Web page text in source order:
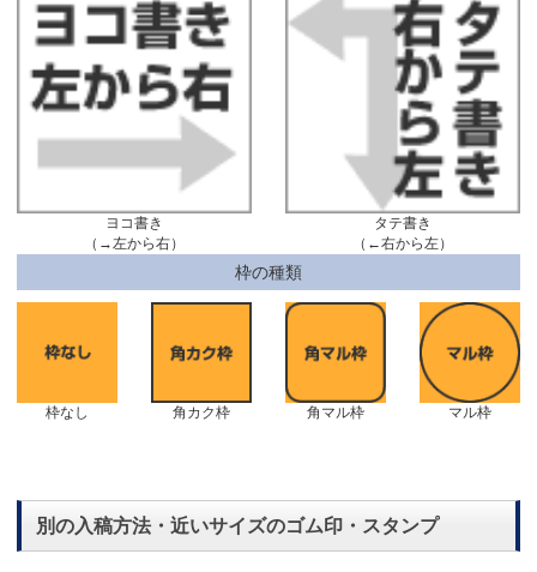
ヨコ書き
（→左から右）
タテ書き
（←右から左）
枠の種類
枠なし 角カク枠 角マル枠 マル枠
別の入稿方法・近いサイズのゴム印・スタンプ